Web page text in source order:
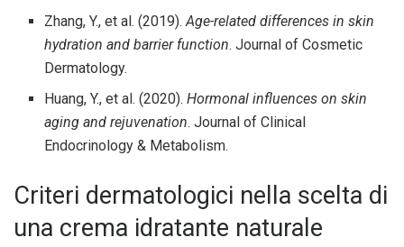
Zhang, Y., et al. (2019).Age-related differences in skin
hydration and barrier function. Journal of Cosmetic
Dermatology.
Huang, Y., et al. (2020).Hormonal influences on skin
aging and rejuvenation. Journal of Clinical
Endocrinology & Metabolism.
Criteri dermatologici nella scelta di
una crema idratante naturale